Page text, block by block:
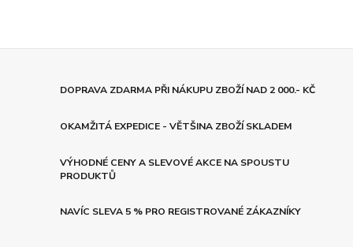
DOPRAVA ZDARMA PŘI NÁKUPU ZBOŽÍ NAD 2 000.- KČ
OKAMŽITÁ EXPEDICE - VĚTŠINA ZBOŽÍ SKLADEM
VÝHODNÉ CENY A SLEVOVÉ AKCE NA SPOUSTU
PRODUKTŮ
NAVÍC SLEVA 5 % PRO REGISTROVANÉ ZÁKAZNÍKY